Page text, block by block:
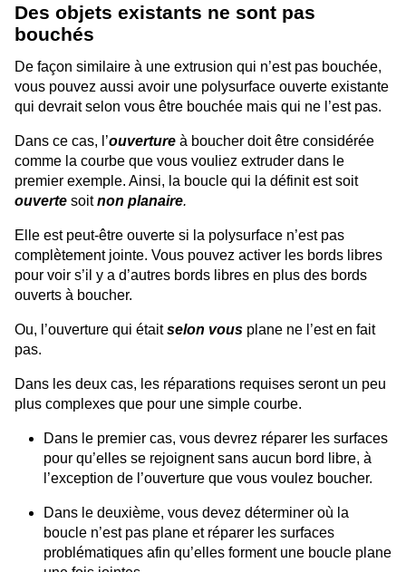
Des objets existants ne sont pas
bouchés
De façon similaire à une extrusion qui n’est pas bouchée,
vous pouvez aussi avoir une polysurface ouverte existante
qui devrait selon vous être bouchée mais qui ne l’est pas.
Dans ce cas, l’ouverture à boucher doit être considérée
comme la courbe que vous vouliez extruder dans le
premier exemple. Ainsi, la boucle qui la définit est soit
ouverte soitnon planaire.
Elle est peut-être ouverte si la polysurface n’est pas
complètement jointe. Vous pouvez activer les bords libres
pour voir s’il y a d’autres bords libres en plus des bords
ouverts à boucher.
Ou, l’ouverture qui étaitselon vous plane ne l’est en fait
pas.
Dans les deux cas, les réparations requises seront un peu
plus complexes que pour une simple courbe.
Dans le premier cas, vous devrez réparer les surfaces
pour qu’elles se rejoignent sans aucun bord libre, à
l’exception de l’ouverture que vous voulez boucher.
Dans le deuxième, vous devez déterminer où la
boucle n’est pas plane et réparer les surfaces
problématiques afin qu’elles forment une boucle plane